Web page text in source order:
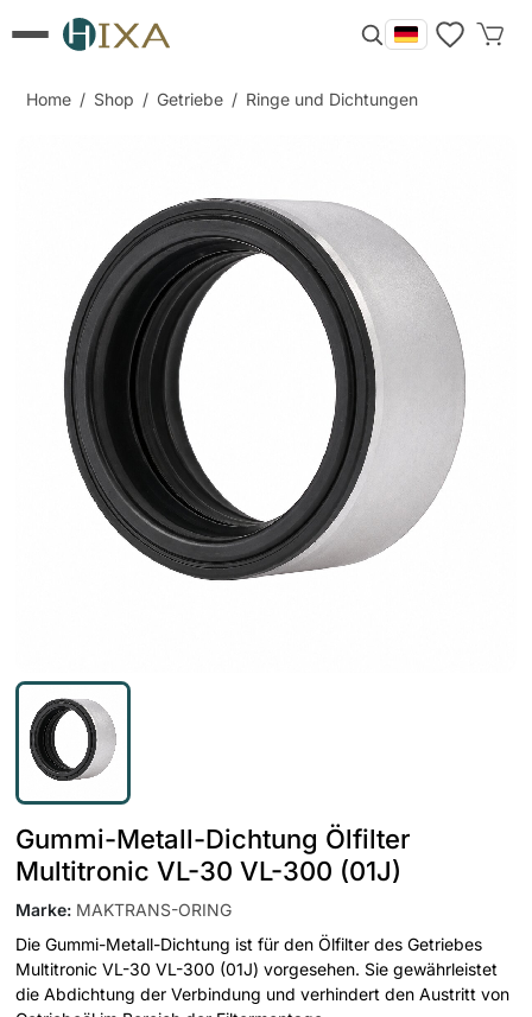
Home / Shop / Getriebe / Ringe und Dichtungen
Gummi-Metall-Dichtung Ölfilter
Multitronic VL-30 VL-300 (01J)
Marke: MAKTRANS-ORING
Die Gummi-Metall-Dichtung ist für den Ölfilter des Getriebes
Multitronic VL-30 VL-300 (01J) vorgesehen. Sie gewährleistet
die Abdichtung der Verbindung und verhindert den Austritt von